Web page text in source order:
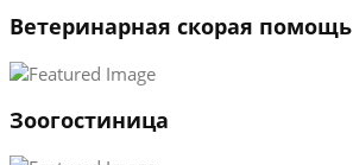
2
Ветеринарная скорая помощь
Зоогостиница